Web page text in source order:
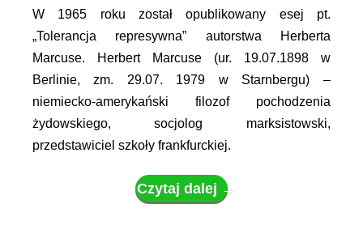
W 1965 roku został opublikowany esej pt.
„Tolerancja represywna” autorstwa Herberta
Marcuse. Herbert Marcuse (ur. 19.07.1898 w
Berlinie, zm. 29.07. 1979 w Starnbergu) –
niemiecko-amerykański filozof pochodzenia
żydowskiego, socjolog marksistowski,
przedstawiciel szkoły frankfurckiej.
Czytaj dalej →